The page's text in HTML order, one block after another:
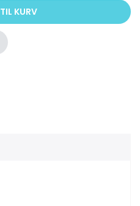
KURV